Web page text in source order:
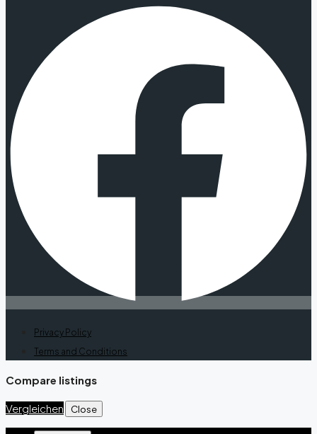
Privacy Policy
Terms and Conditions
Compare listings
Vergleichen Close